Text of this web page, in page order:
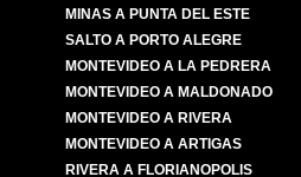
MINAS A PUNTA DEL ESTE
SALTO A PORTO ALEGRE
MONTEVIDEO A LA PEDRERA
MONTEVIDEO A MALDONADO
MONTEVIDEO A RIVERA
MONTEVIDEO A ARTIGAS
RIVERA A FLORIANOPOLIS